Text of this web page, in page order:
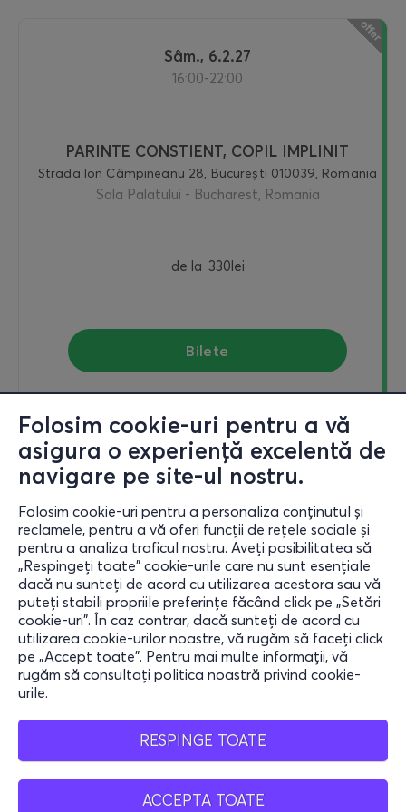
Folosim cookie-uri pentru a vă
asigura o experiență excelentă de
navigare pe site-ul nostru.
Folosim cookie-uri pentru a personaliza conținutul și
reclamele, pentru a vă oferi funcții de rețele sociale și
pentru a analiza traficul nostru. Aveți posibilitatea să
„Respingeți toate” cookie-urile care nu sunt esențiale
dacă nu sunteți de acord cu utilizarea acestora sau vă
puteți stabili propriile preferințe făcând click pe „Setări
cookie-uri”. În caz contrar, dacă sunteți de acord cu
utilizarea cookie-urilor noastre, vă rugăm să faceți click
pe „Accept toate”. Pentru mai multe informații, vă
rugăm să consultați politica noastră privind cookie-
urile.
RESPINGE TOATE
ACCEPTA TOATE
sâm., 6.2.27
16:00-22:00
PARINTE CONSTIENT, COPIL IMPLINIT
Strada Ion Câmpineanu 28, București 010039, Romania
Sala Palatului - Bucharest, Romania
de la 330lei
Bilete
sâm., 6.2.27
16:00-22:00
INCHIRIERE CASTI
Strada Ion Câmpineanu 28, București 010039, Romania
Sala Palatului - Bucharest, Romania
30lei
Bilete